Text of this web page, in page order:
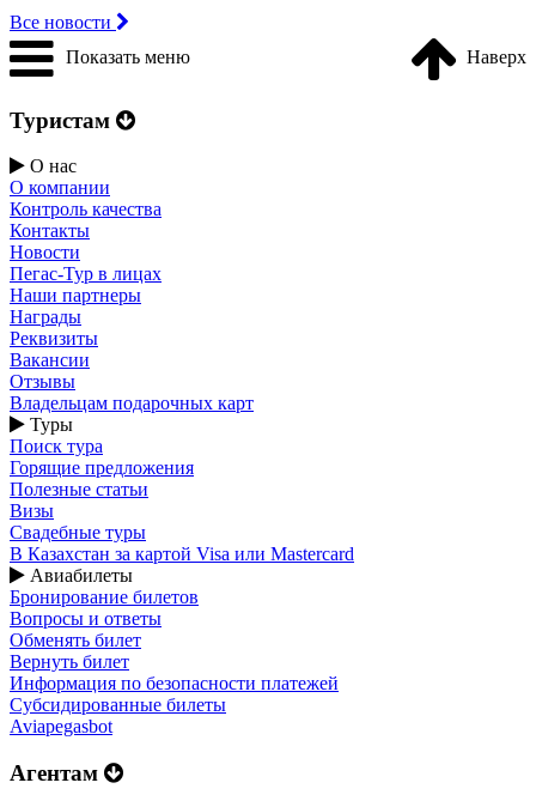
Все новости
Показать меню
Наверх
Туристам
О нас
О компании
Контроль качества
Контакты
Новости
Пегас-Тур в лицах
Наши партнеры
Награды
Реквизиты
Вакансии
Отзывы
Владельцам подарочных карт
Туры
Поиск тура
Горящие предложения
Полезные статьи
Визы
Свадебные туры
В Казахстан за картой Visa или Masterсard
Авиабилеты
Бронирование билетов
Вопросы и ответы
Обменять билет
Вернуть билет
Информация по безопасности платежей
Субсидированные билеты
Aviapegasbot
Агентам